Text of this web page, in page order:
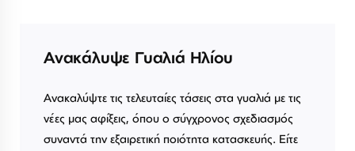
Ανακάλυψε Γυαλιά Ηλίου
Ανακαλύψτε τις τελευταίες τάσεις στα γυαλιά με τις
νέες μας αφίξεις, όπου ο σύγχρονος σχεδιασμός
συναντά την εξαιρετική ποιότητα κατασκευής. Είτε